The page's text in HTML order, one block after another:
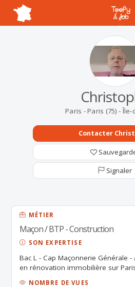
Paris - Paris (75) -
Contacter
Signaler
MÉTIER
Maçon / BTP - Construction
SON EXPERTISE
Bac L - Cap Maçonnerie Générale
en rénovation immobilière sur
NOMBRE DE VUES